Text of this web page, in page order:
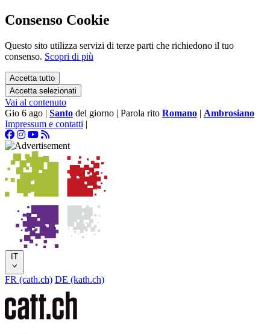
Consenso Cookie
Questo sito utilizza servizi di terze parti che richiedono il tuo
consenso. Scopri di più
Accetta tutto
Accetta selezionati
Vai al contenuto
Gio 6 ago | Santo del giorno | Parola rito Romano | Ambrosiano
Impressum e contatti |
IT
FR (cath.ch) DE (kath.ch)